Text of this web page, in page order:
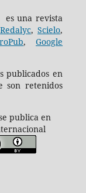
es una revista
Redalyc,Scielo,
,Google
publicados en
son retenidos
publica en